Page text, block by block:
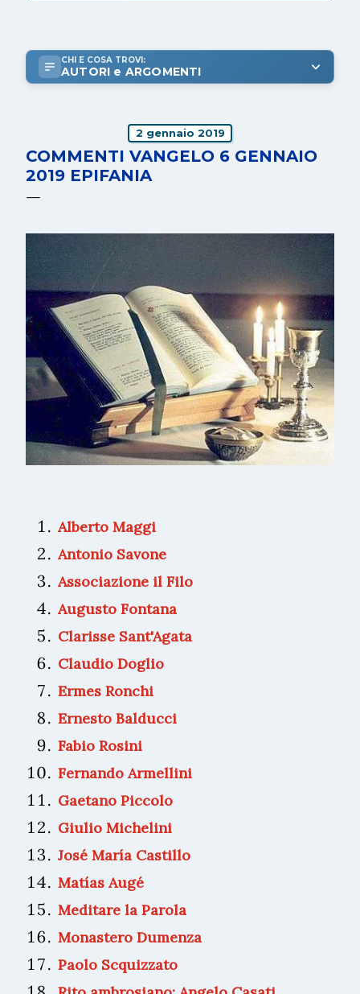
CHI E COSA TROVI:
AUTORI e ARGOMENTI
2 gennaio 2019
COMMENTI VANGELO 6 GENNAIO
2019 EPIFANIA
Alberto Maggi
Antonio Savone
Associazione il Filo
Augusto Fontana
Clarisse Sant'Agata
Claudio Doglio
Ermes Ronchi
Ernesto Balducci
Fabio Rosini
Fernando Armellini
Gaetano Piccolo
Giulio Michelini
José María Castillo
Matías Augé
Meditare la Parola
Monastero Dumenza
Paolo Scquizzato